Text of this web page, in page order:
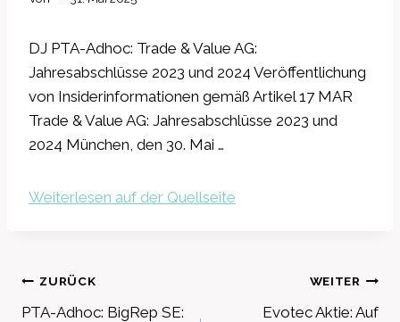
DJ PTA-Adhoc: Trade & Value AG:
Jahresabschlüsse 2023 und 2024 Veröffentlichung
von Insiderinformationen gemäß Artikel 17 MAR
Trade & Value AG: Jahresabschlüsse 2023 und
2024 München, den 30. Mai …
Weiterlesen auf der Quellseite
Beitragsnavigation
ZURÜCK
PTA-Adhoc: BigRep SE:
WEITER
Evotec Aktie: Auf